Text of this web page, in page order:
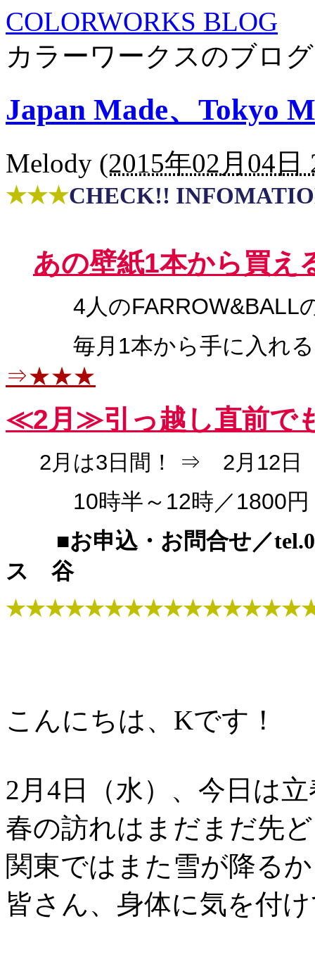
COLORWORKS BLOG
カラーワークスのブロ
Japan Made、Tokyo
Melody (2015年02月04日
★★★CHECK!!
あの壁紙1本から買え
4人のFARROW&BALLの
毎月1本から手に入れる
⇒★★★
≪2月≫引っ越し直前で
2月は3日間！ ⇒ 2月12日
10時半～12時／1800円
■お申込・お問合せ／
ス 谷
こんにちは、Kです！
2月4日（水）、今日は
春の訪れはまだまだ先
関東ではまた雪が降る
皆さん、身体に気を付